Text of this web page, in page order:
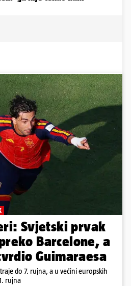
Svjetski prvak
Barcelone, a
Guimaraesa
do 7. rujna, a u većini europskih
rujna